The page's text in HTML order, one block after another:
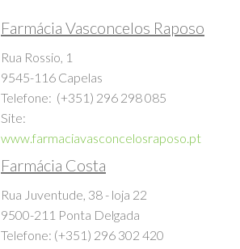
Farmácia Vasconcelos Raposo
Rua Rossio, 1
9545-116 Capelas
Telefone: (+351) 296 298 085
Site:
www.farmaciavasconcelosraposo.pt
Farmácia Costa
Rua Juventude, 38 - loja 22
9500-211 Ponta Delgada